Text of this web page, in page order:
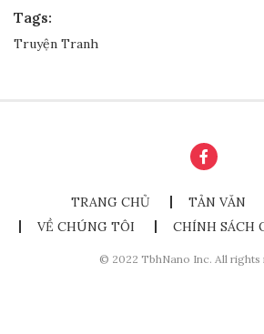
Tags:
Truyện Tranh
TRANG CHỦ TẢN VĂN
VỀ CHÚNG TÔI
CHÍNH SÁCH
© 2022 TbhNano Inc. All rights